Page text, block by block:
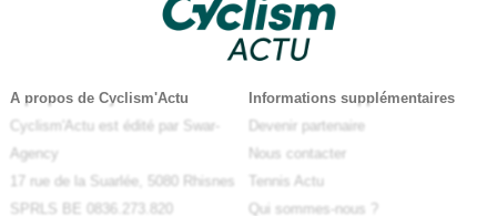
A propos de Cyclism'Actu
Cyclism'Actu est édité par Swar-
Agency
17 rue de la Suarlée, 5080 Rhisnes
SPRLS BE 0836.273.820
Informations supplémentaires
Devenir partenaire
Nous contacter
Tennis Actu
Qui sommes-nous ?